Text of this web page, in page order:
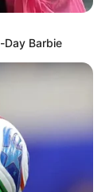
Day Barbie